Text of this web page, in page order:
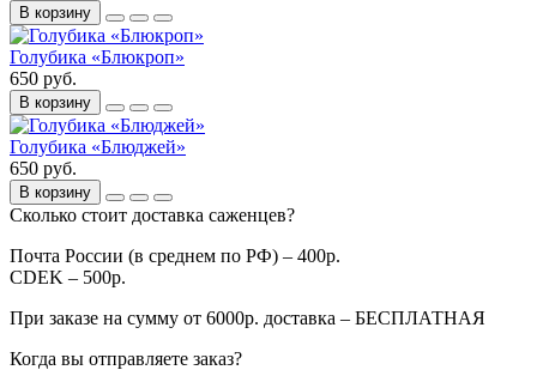
В корзину
Голубика «Блюкроп»
650 руб.
В корзину
Голубика «Блюджей»
650 руб.
В корзину
Сколько стоит доставка саженцев?
Почта России (в среднем по РФ) – 400р.
CDEK – 500р.
При заказе на сумму от 6000р. доставка – БЕСПЛАТНАЯ
Когда вы отправляете заказ?